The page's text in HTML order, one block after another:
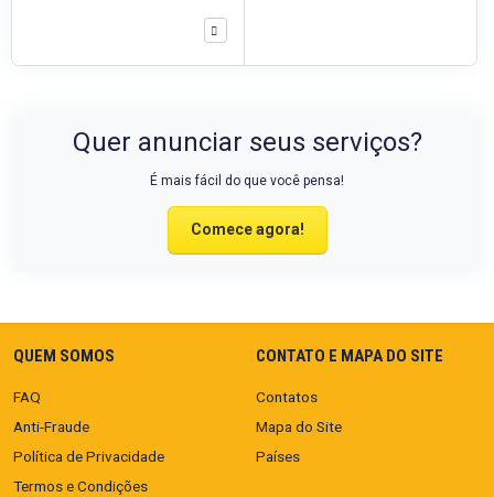
Quer anunciar seus serviços?
É mais fácil do que você pensa!
Comece agora!
QUEM SOMOS
FAQ
Anti-Fraude
Política de Privacidade
Termos e Condições
CONTATO E MAPA DO SITE
Contatos
Mapa do Site
Países